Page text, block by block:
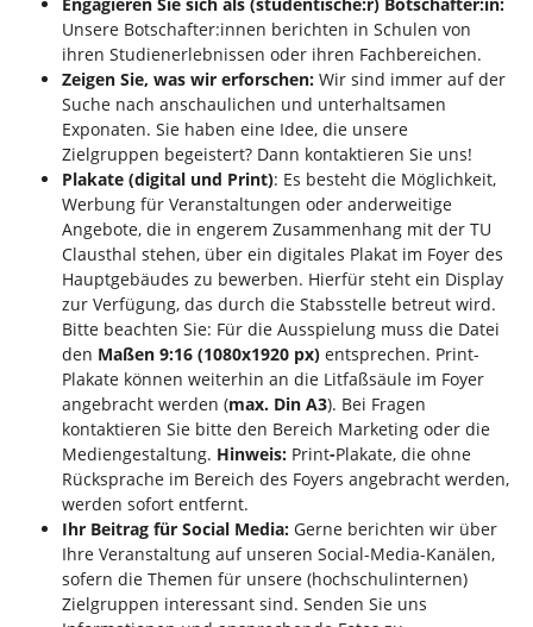
Unsere Botschafter:innen berichten in Schulen von
ihren Studienerlebnissen oder ihren Fachbereichen.
Zeigen Sie, was wir erforschen: Wir sind immer auf der
Suche nach anschaulichen und unterhaltsamen
Exponaten. Sie haben eine Idee, die unsere
Zielgruppen begeistert? Dann kontaktieren Sie uns!
Plakate (digital und Print): Es besteht die Möglichkeit,
Werbung für Veranstaltungen oder anderweitige
Angebote, die in engerem Zusammenhang mit der TU
Clausthal stehen, über ein digitales Plakat im Foyer des
Hauptgebäudes zu bewerben. Hierfür steht ein Display
zur Verfügung, das durch die Stabsstelle betreut wird.
Bitte beachten Sie: Für die Ausspielung muss die Datei
den Maßen 9:16 (1080x1920 px) entsprechen. Print-
Plakate können weiterhin an die Litfaßsäule im Foyer
angebracht werden (max. Din A3). Bei Fragen
kontaktieren Sie bitte den Bereich Marketing oder die
Mediengestaltung. Hinweis: Print-Plakate, die ohne
Rücksprache im Bereich des Foyers angebracht werden,
werden sofort entfernt.
Ihr Beitrag für Social Media: Gerne berichten wir über
Ihre Veranstaltung auf unseren Social-Media-Kanälen,
sofern die Themen für unsere (hochschulinternen)
Zielgruppen interessant sind. Senden Sie uns